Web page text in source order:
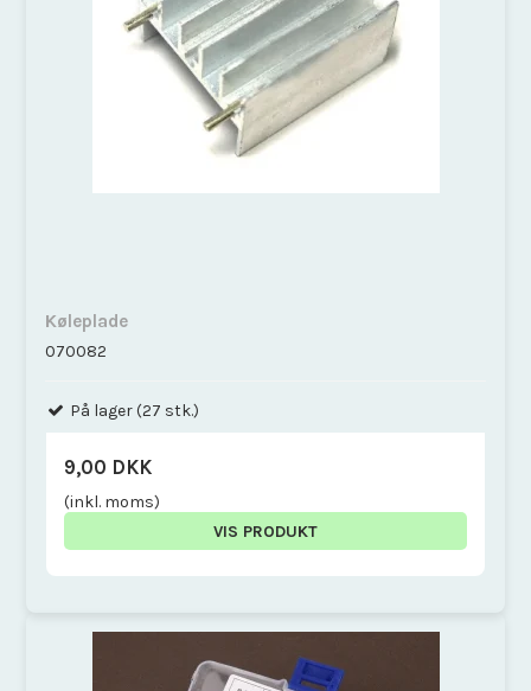
Køleplade
070082
På lager (27 stk.)
9,00 DKK
(inkl. moms)
VIS PRODUKT